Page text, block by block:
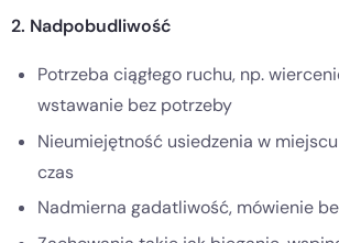
2. Nadpobudliwość
Potrzeba ciągłego ruchu, np.
wstawanie bez potrzeby
Nieumiejętność usiedzenia w miejscu
czas
Nadmierna gadatliwość, mówienie